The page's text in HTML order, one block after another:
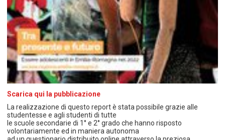
Scarica qui la pubblicazione
La realizzazione di questo report è stata possibile grazie alle
studentesse e agli studenti di tutte
le scuole secondarie di 1° e 2° grado che hanno risposto
volontariamente ed in maniera autonoma